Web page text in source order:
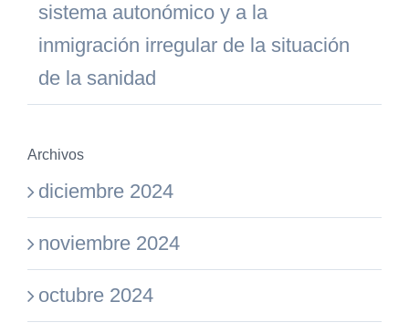
sistema autonómico y a la
inmigración irregular de la situación
de la sanidad
Archivos
diciembre 2024
noviembre 2024
octubre 2024